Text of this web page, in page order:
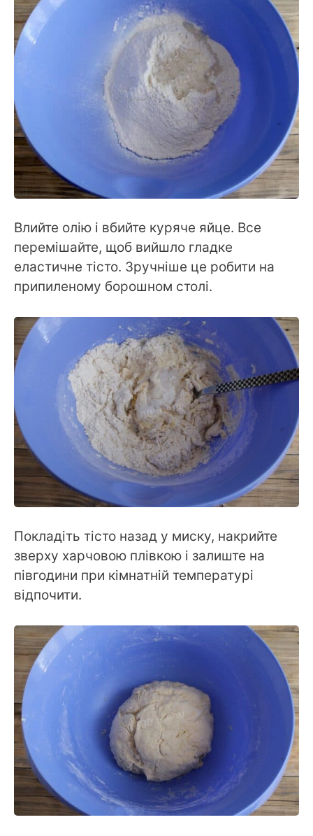
Влийте олію і вбийте куряче яйце. Все
перемішайте, щоб вийшло гладке
еластичне тісто. Зручніше це робити на
припиленому борошном столі.
Покладіть тісто назад у миску, накрийте
зверху харчовою плівкою і залиште на
півгодини при кімнатній температурі
відпочити.